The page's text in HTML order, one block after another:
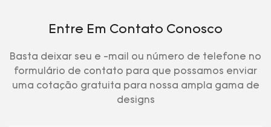
Entre Em Contato Conosco
Basta deixar seu e -mail ou número de telefone no
formulário de contato para que possamos enviar
uma cotação gratuita para nossa ampla gama de
designs